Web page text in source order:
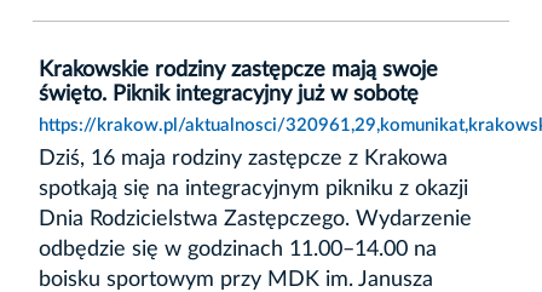
Krakowskie rodziny zastępcze mają swoje
święto. Piknik integracyjny już w sobotę
https://krakow.pl/aktualnosci/
Dziś, 16 maja rodziny zastępcze z Krakowa
spotkają się na integracyjnym pikniku z okazji
Dnia Rodzicielstwa Zastępczego. Wydarzenie
odbędzie się w godzinach 11.00–14.00 na
boisku sportowym przy MDK im. Janusza